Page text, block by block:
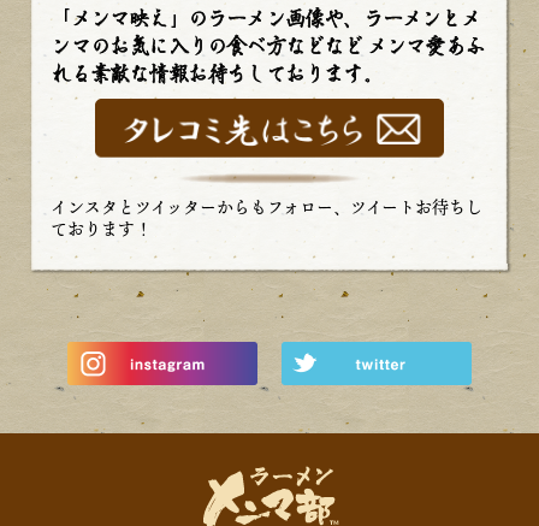
「メンマ映え」のラーメン画像や、ラーメンとメ
ンマのお気に入りの食べ方などなど メンマ愛あふ
れる素敵な情報お待ちしております。
インスタとツイッターからもフォロー、ツイートお待ちし
ております！